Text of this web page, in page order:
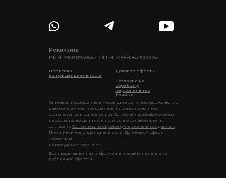
Политика
конфиденциальности
Отправляя сообщение в мессенджеры, я подтверждаю, что
даю конкретное, предметное, информированное,
сознательное и однозначное Согласие на обработку моих
персональных данных, и полностью ознакомился и
согласен с Согласием на обработку персональных данных,
Политикой конфиденциальности, Договором оферы,
Согласием
на получение рассылок.
Вся представленная информация на сайте не является
публичной офертой.
Договор оферты
Согласие на
обработку
персональных
данных
Реквизиты
ИНН: 590811939667 ОГРН: 305590823000052